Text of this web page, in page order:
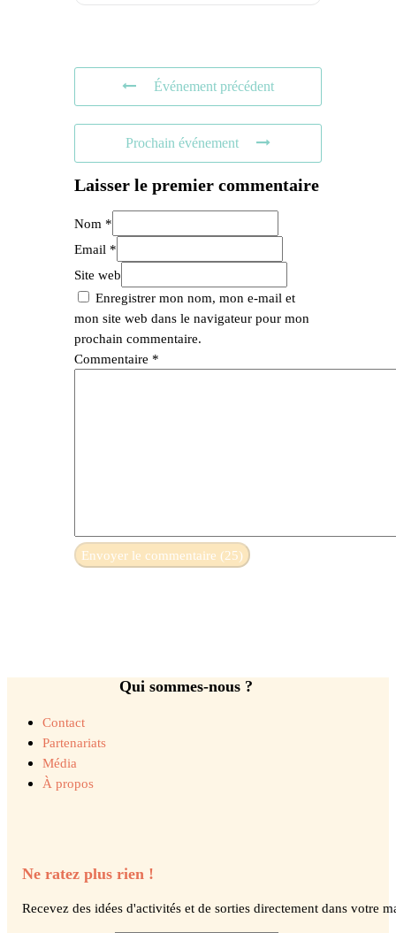
Événement précédent
Prochain événement
Laisser le premier commentaire
Nom *
Email *
Site web
Enregistrer mon nom, mon e-mail et
mon site web dans le navigateur pour mon
prochain commentaire.
Commentaire *
Qui sommes-nous ?
Contact
Partenariats
Média
À propos
Ne ratez plus rien !
Recevez des idées d'activités et de sorties directement dans votre